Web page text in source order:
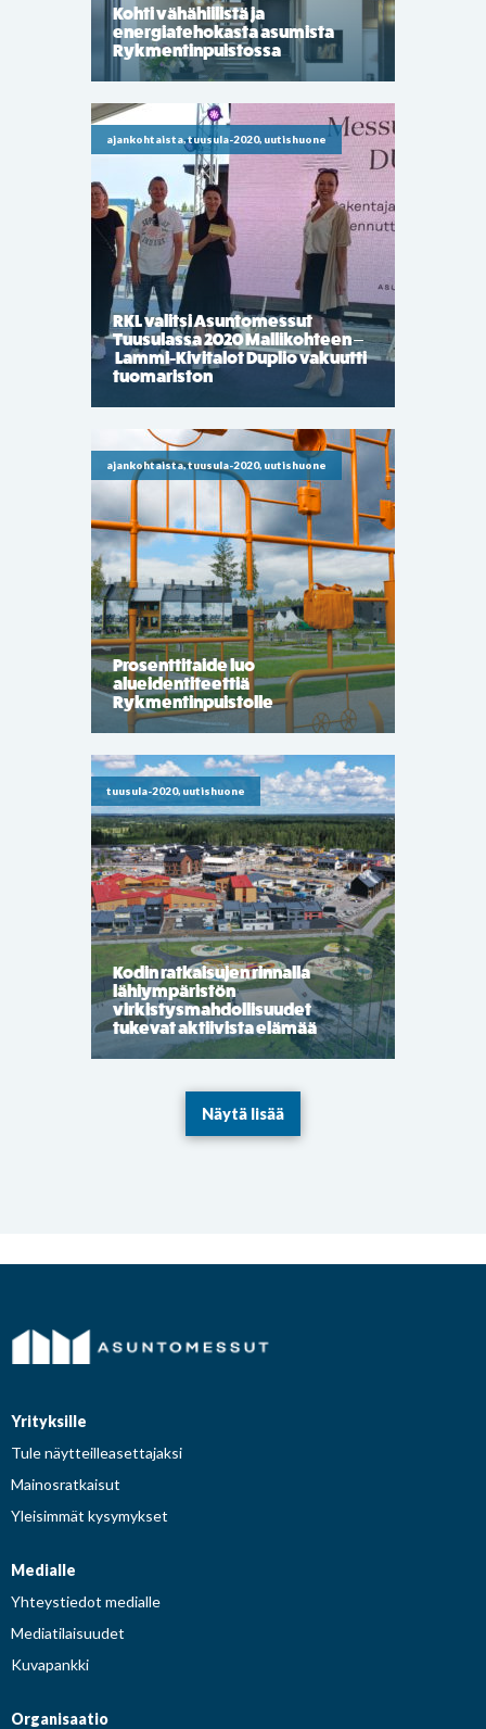
Kohti vähähiilistä ja
energiatehokasta asumista
Rykmentinpuistossa
ajankohtaista, tuusula-2020, uutishuone
RKL valitsi Asuntomessut
Tuusulassa 2020 Mallikohteen –
Lammi-Kivitalot Duplio vakuutti
tuomariston
ajankohtaista, tuusula-2020, uutishuone
Prosenttitaide luo
alueidentiteettiä
Rykmentinpuistolle
tuusula-2020, uutishuone
Kodin ratkaisujen rinnalla
lähiympäristön
virkistysmahdollisuudet
tukevat aktiivista elämää
Näytä lisää
Yrityksille
Tule näytteilleasettajaksi
Mainosratkaisut
Yleisimmät kysymykset
Medialle
Yhteystiedot medialle
Mediatilaisuudet
Kuvapankki
Organisaatio